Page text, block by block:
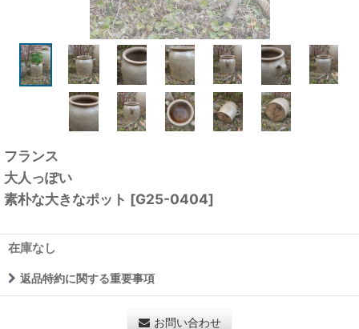
フランス
大人っぽい
素朴な大きなポット [G25-0404]
在庫なし
返品特約に関する重要事項
お問い合わせ